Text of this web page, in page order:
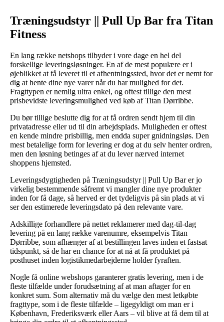
Træningsudstyr || Pull Up Bar fra Titan
Fitness
En lang række netshops tilbyder i vore dage en hel del
forskellige leveringsløsninger. En af de mest populære er i
øjeblikket at få leveret til et afhentningssted, hvor det er nemt for
dig at hente dine nye varer når du har mulighed for det.
Fragttypen er nemlig ultra enkel, og oftest tillige den mest
prisbevidste leveringsmulighed ved køb af Titan Dørribbe.
Du bør tillige beslutte dig for at få ordren sendt hjem til din
privatadresse eller ud til din arbejdsplads. Muligheden er oftest
en kende mindre prisbillig, men endda super gnidningsløs. Den
mest betalelige form for levering er dog at du selv henter ordren,
men den løsning betinges af at du lever nærved internet
shoppens hjemsted.
Leveringsdygtigheden på Træningsudstyr || Pull Up Bar er jo
virkelig bestemmende såfremt vi mangler dine nye produkter
inden for få dage, så herved er det tydeligvis på sin plads at vi
ser den estimerede leveringsdato på den relevante vare.
Adskillige forhandlere på nettet reklamerer med dag-til-dag
levering på en lang række varenumre, eksempelvis Titan
Dørribbe, som afhænger af at bestillingen laves inden et fastsat
tidspunkt, så de har en chance for at nå at få produktet på
posthuset inden logistikmedarbejderne holder fyraften.
Nogle få online webshops garanterer gratis levering, men i de
fleste tilfælde under forudsætning af at man aftager for en
konkret sum. Som alternativ må du vælge den mest letkøbte
fragttype, som i de fleste tilfælde – ligegyldigt om man er i
København, Frederiksværk eller Aars – vil blive at få dem til at